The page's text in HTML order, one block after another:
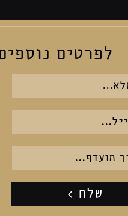
לפרטים
הזן
תאריך
בפורמט